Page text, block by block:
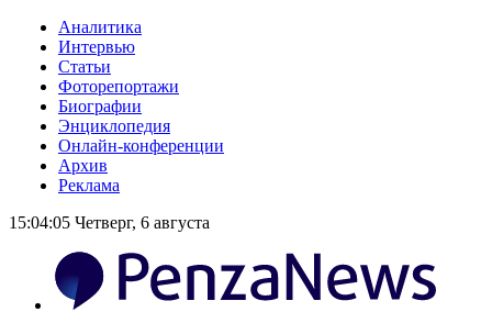
Аналитика
Интервью
Статьи
Фоторепортажи
Биографии
Энциклопедия
Онлайн-конференции
Архив
Реклама
15:04:05 Четверг, 6 августа